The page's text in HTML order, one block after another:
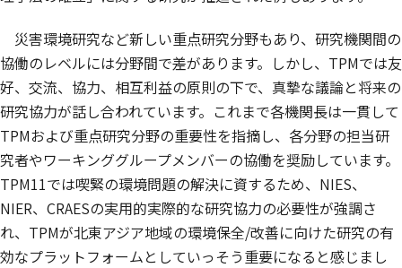
災害環境研究など新しい重点研究分野もあり、研究機関間の
協働のレベルには分野間で差があります。しかし、TPMでは友
好、交流、協力、相互利益の原則の下で、真摯な議論と将来の
研究協力が話し合われています。これまで各機関長は一貫して
TPMおよび重点研究分野の重要性を指摘し、各分野の担当研
究者やワーキンググループメンバーの協働を奨励しています。
TPM11では喫緊の環境問題の解決に資するため、NIES、
NIER、CRAESの実用的実際的な研究協力の必要性が強調さ
れ、TPMが北東アジア地域の環境保全/改善に向けた研究の有
効なプラットフォームとしていっそう重要になると感じまし